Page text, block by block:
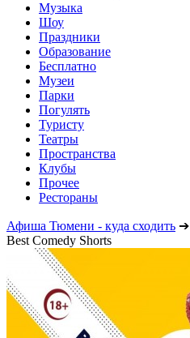
Музыка
Шоу
Праздники
Образование
Бесплатно
Музеи
Парки
Погулять
Туристу
Театры
Пространства
Клубы
Прочее
Рестораны
Афиша Тюмени - куда сходить ➔
Best Comedy Shorts